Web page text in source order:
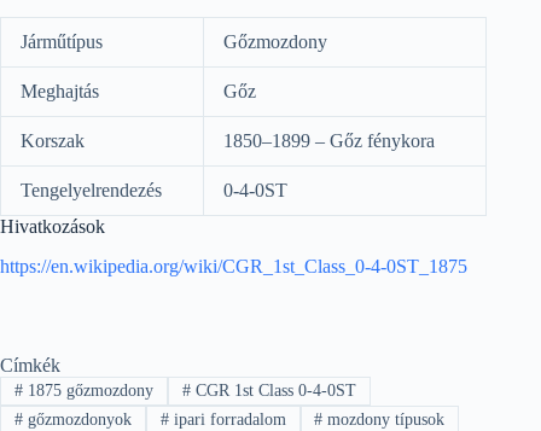
Járműtípus Gőzmozdony
Meghajtás Gőz
Korszak 1850–1899 – Gőz fénykora
Tengelyelrendezés
0-4-0ST
Hivatkozások
https://en.wikipedia.org/wiki/CGR_1st_Class_0-4-0ST_1875
Címkék
#1875 gőzmozdony #CGR 1st Class 0-4-0ST
#gőzmozdonyok #ipari forradalom # mozdony típusok